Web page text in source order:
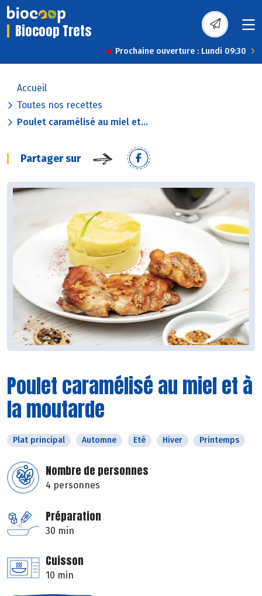
Biocoop Trets
Prochaine ouverture : Lundi 09:30
Accueil
Toutes nos recettes
Poulet caramélisé au miel et...
Partager sur
Poulet caramélisé au miel et à
la moutarde
Plat principal Automne Eté Hiver Printemps
Nombre de personnes
4 personnes
Préparation
30 min
Cuisson
10 min